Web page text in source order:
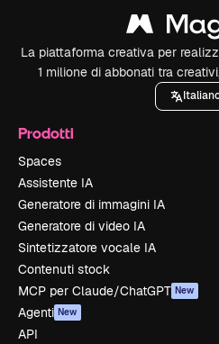
La piattaforma creativa per
1 milione di abbonati tra
Prodotti
Spaces
Assistente IA
Generatore di immagini IA
Generatore di video IA
Sintetizzatore vocale IA
Contenuti stock
MCP per Claude/ChatGPT New
Agenti New
API